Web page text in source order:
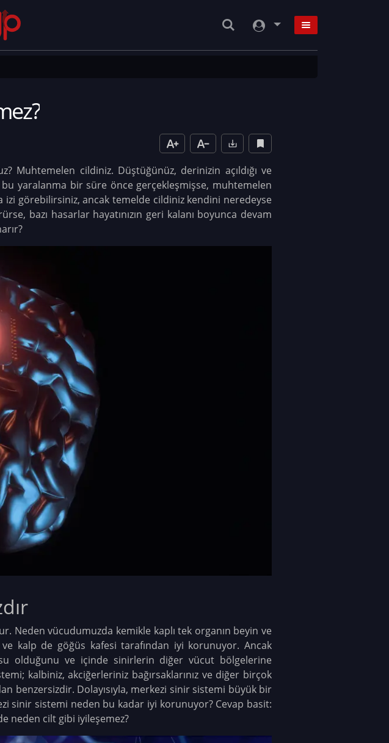
Muhtemelen cildiniz. Düştüğünüz, derinizin açıldığı ve
yaralanma bir süre önce gerçekleşmişse, muhtemelen
görebilirsiniz, ancak temelde cildiniz kendini neredeyse
bazı hasarlar hayatınızın geri kalanı boyunca devam
Neden vücudumuzda kemikle kaplı tek organın beyin ve
kalp de göğüs kafesi tarafından iyi korunuyor. Ancak
olduğunu ve içinde sinirlerin diğer vücut bölgelerine
kalbiniz, akciğerleriniz bağırsaklarınız ve diğer birçok
benzersizdir. Dolayısıyla, merkezi sinir sistemi büyük bir
sinir sistemi neden bu kadar iyi korunuyor? Cevap basit:
neden cilt gibi iyileşemez?